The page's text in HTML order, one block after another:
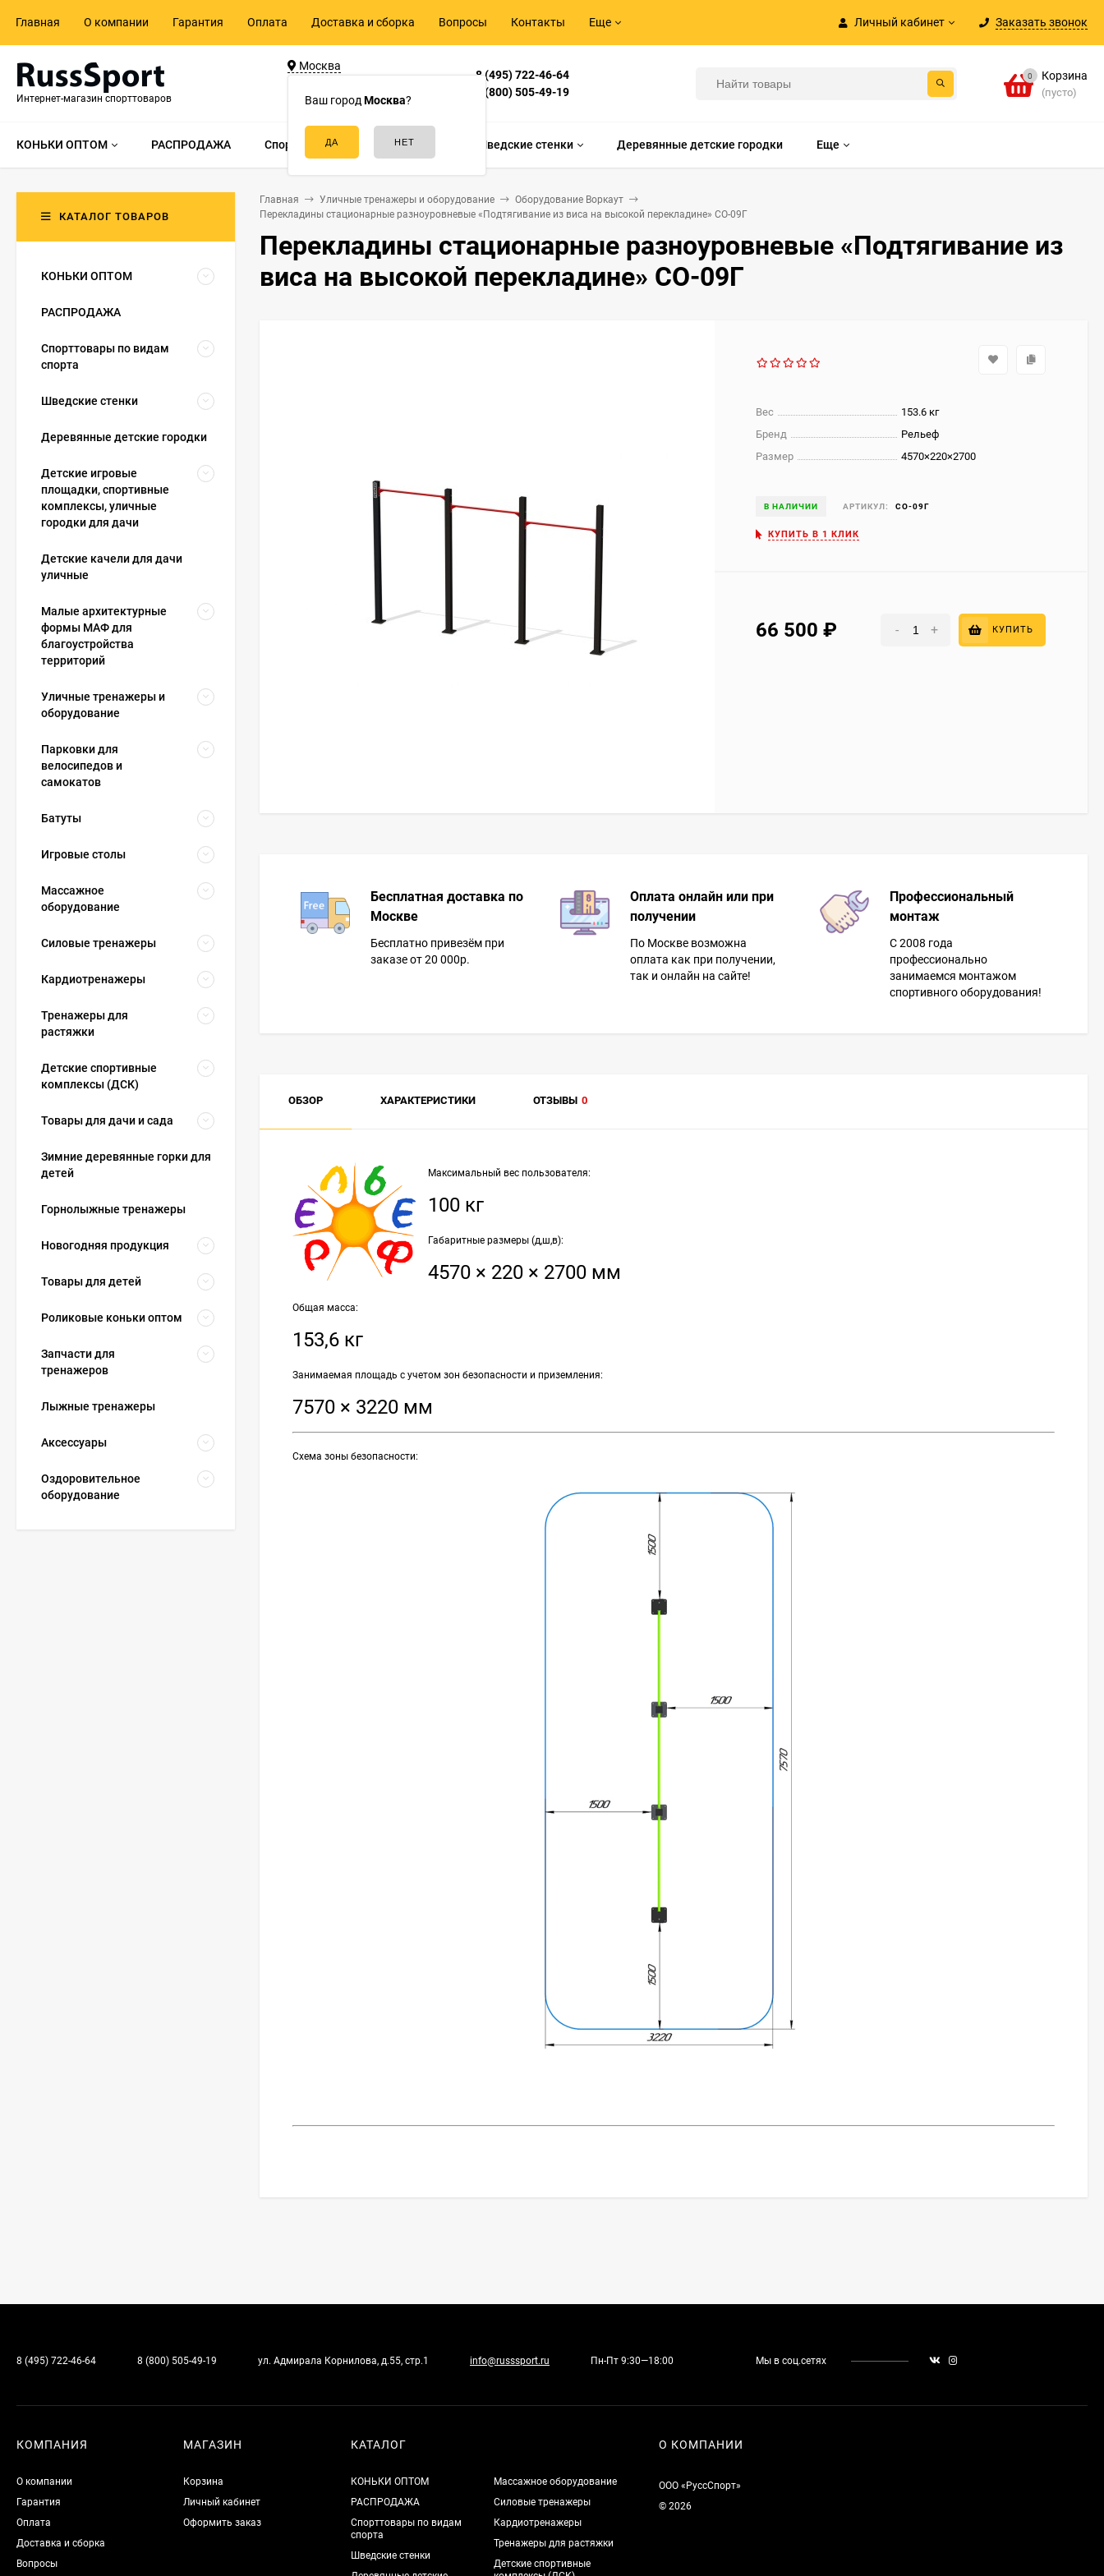
Личный кабинет Заказать звонок
Главная О компании Гарантия Оплата Доставка и сборка Вопросы Контакты Еще
Интернет-магазин спорттоваров
Москва
Ваш город Москва?
д.55, стр.1
8 (495) 722-46-64
8 (800) 505-49-19
0 Корзина
(пусто)
КОНЬКИ ОПТОМ РАСПРОДАЖА Спорттовары по видам спорта Шведские стенки Деревянные детские городки Еще
Главная Уличные тренажеры и оборудование
Оборудование Воркаут
Перекладины стационарные разноуровневые «Подтягивание из виса на высокой перекладине» СО-09Г
Перекладины стационарные разноуровневые «Подтягивание из
виса на высокой перекладине» СО-09Г
Вес
153.6 кг
Бренд
Рельеф
Размер
4570×220×2700
В НАЛИЧИИ АРТИКУЛ: СО-09Г
КУПИТЬ В 1 КЛИК
66 500 - + КУПИТЬ
Бесплатная доставка по
Москве
Бесплатно привезём при
заказе от 20 000р.
Оплата онлайн или при
получении
По Москве возможна
оплата как при получении,
так и онлайн на сайте!
Профессиональный
монтаж
С 2008 года
профессионально
занимаемся монтажом
спортивного оборудования!
ОБЗОР ХАРАКТЕРИСТИКИ ОТЗЫВЫ 0
Максимальный вес пользователя:
100 кг
Габаритные размеры (д,ш,в):
4570 × 220 × 2700 мм
Общая масса:
153,6 кг
Занимаемая площадь с учетом зон безопасности и приземления:
7570 × 3220 мм
Схема зоны безопасности:
КАТАЛОГ ТОВАРОВ
КОНЬКИ ОПТОМ
РАСПРОДАЖА
Спорттовары по видам
спорта
Шведские стенки
Деревянные детские городки
Детские игровые
площадки, спортивные
комплексы, уличные
городки для дачи
Детские качели для дачи
уличные
Малые архитектурные
формы МАФ для
благоустройства
территорий
Уличные тренажеры и
оборудование
Парковки для
велосипедов и
самокатов
Батуты
Игровые столы
Массажное
оборудование
Силовые тренажеры
Кардиотренажеры
Тренажеры для
растяжки
Детские спортивные
комплексы (ДСК)
Товары для дачи и сада
Зимние деревянные горки для
детей
Горнолыжные тренажеры
Новогодняя продукция
Товары для детей
Роликовые коньки оптом
Запчасти для
тренажеров
Лыжные тренажеры
Аксессуары
Оздоровительное
оборудование
8 (495) 722-46-64 8 (800) 505-49-19 ул. Адмирала Корнилова, д.55, стр.1 info@russsport.ru Пн-Пт 9:30—18:00 Мы в соц.сетях
КОМПАНИЯ
О компании
Гарантия
Оплата
Доставка и сборка
Вопросы
МАГАЗИН
Корзина
Личный кабинет
Оформить заказ
КАТАЛОГ
КОНЬКИ ОПТОМ
РАСПРОДАЖА
Спорттовары по видам
спорта
Шведские стенки
Массажное оборудование
Силовые тренажеры
Кардиотренажеры
Тренажеры для растяжки
Детские спортивные
О КОМПАНИИ
ООО «РуссСпорт»
© 2026